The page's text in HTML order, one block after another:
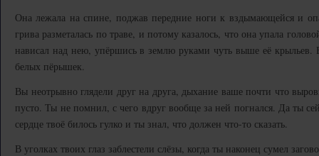
Она лежала на спине, поджав передние ноги к вздымающейся и
грива разметалась по траве, и потому казалось, что она упала
нависал над нею, упёршись в землю руками чуть выше её крыльев.
белых пёрышек.
Вы неотрывно глядели друг на друга, дыхание ваше почти что
пусто. Ты не помнил, с чего вдруг вообще за ней погнался. Да ты
сердце твоё билось гулко и ты знал, что должен что-то сказать.
В уголках твоих глаз заблестели слёзы, когда ты наконец сумел